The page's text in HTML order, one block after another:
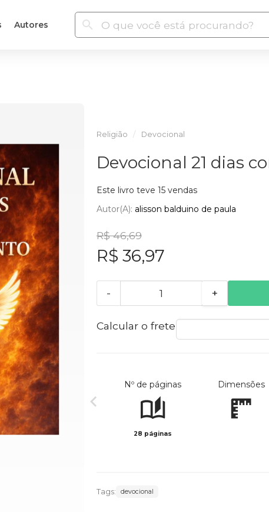
Autores
Religião Devocional
Devocional 21 dias
Este livro teve 15 vendas
Autor(a): alisson balduino de paula
R$ 46,69
R$ 36,97
- +
Calcular o frete
Nº de páginas
28 páginas
Dimensões
Tags: devocional